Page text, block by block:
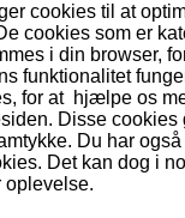
cookies til at
cookies som er
i din browser,
funktionalitet
for at hjælpe os
Disse cookies
Du har
Det kan dog i
oplevelse.